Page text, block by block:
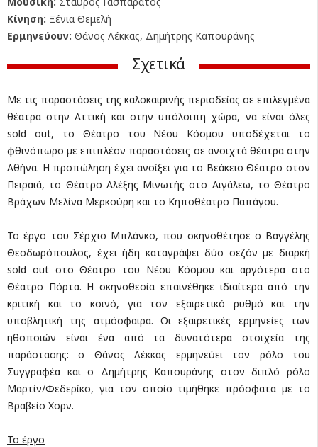
Κίνηση: Ξένια Θεμελή
Ερμηνεύουν: Θάνος Λέκκας, Δημήτρης Καπουράνης
Σχετικά
Με τις παραστάσεις της καλοκαιρινής περιοδείας σε επιλεγμένα
θέατρα στην Αττική και στην υπόλοιπη χώρα, να είναι όλες
sold out, το Θέατρο του Νέου Κόσμου υποδέχεται το
φθινόπωρο με επιπλέον παραστάσεις σε ανοιχτά θέατρα στην
Αθήνα. Η προπώληση έχει ανοίξει για το Βεάκειο Θέατρο στον
Πειραιά, το Θέατρο Αλέξης Μινωτής στο Αιγάλεω, το Θέατρο
Βράχων Μελίνα Μερκούρη και το Κηποθέατρο Παπάγου.
Το έργο του Σέρχιο Μπλάνκο, που σκηνοθέτησε ο Βαγγέλης
Θεοδωρόπουλος, έχει ήδη καταγράψει δύο σεζόν με διαρκή
sold out στο Θέατρο του Νέου Κόσμου και αργότερα στο
Θέατρο Πόρτα. Η σκηνοθεσία επαινέθηκε ιδιαίτερα από την
κριτική και το κοινό, για τον εξαιρετικό ρυθμό και την
υποβλητική της ατμόσφαιρα. Οι εξαιρετικές ερμηνείες των
ηθοποιών είναι ένα από τα δυνατότερα στοιχεία της
παράστασης: ο Θάνος Λέκκας ερμηνεύει τον ρόλο του
Συγγραφέα και ο Δημήτρης Καπουράνης στον διπλό ρόλο
Μαρτίν/Φεδερίκο, για τον οποίο τιμήθηκε πρόσφατα με το
Βραβείο Χορν.
Το έργο